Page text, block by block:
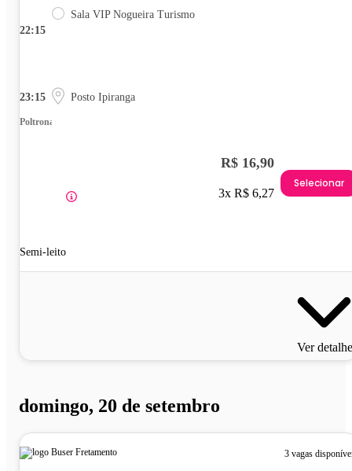
22:15
Sala VIP Nogueira Turismo
23:15 Posto Ipiranga
Poltrona
Semi-leito
R$ 16,90
3x R$ 6,27
Selecionar
Ver
domingo, 20 de setembro
3 vagas